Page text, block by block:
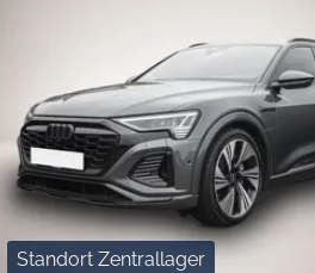
Standort Zentrallager